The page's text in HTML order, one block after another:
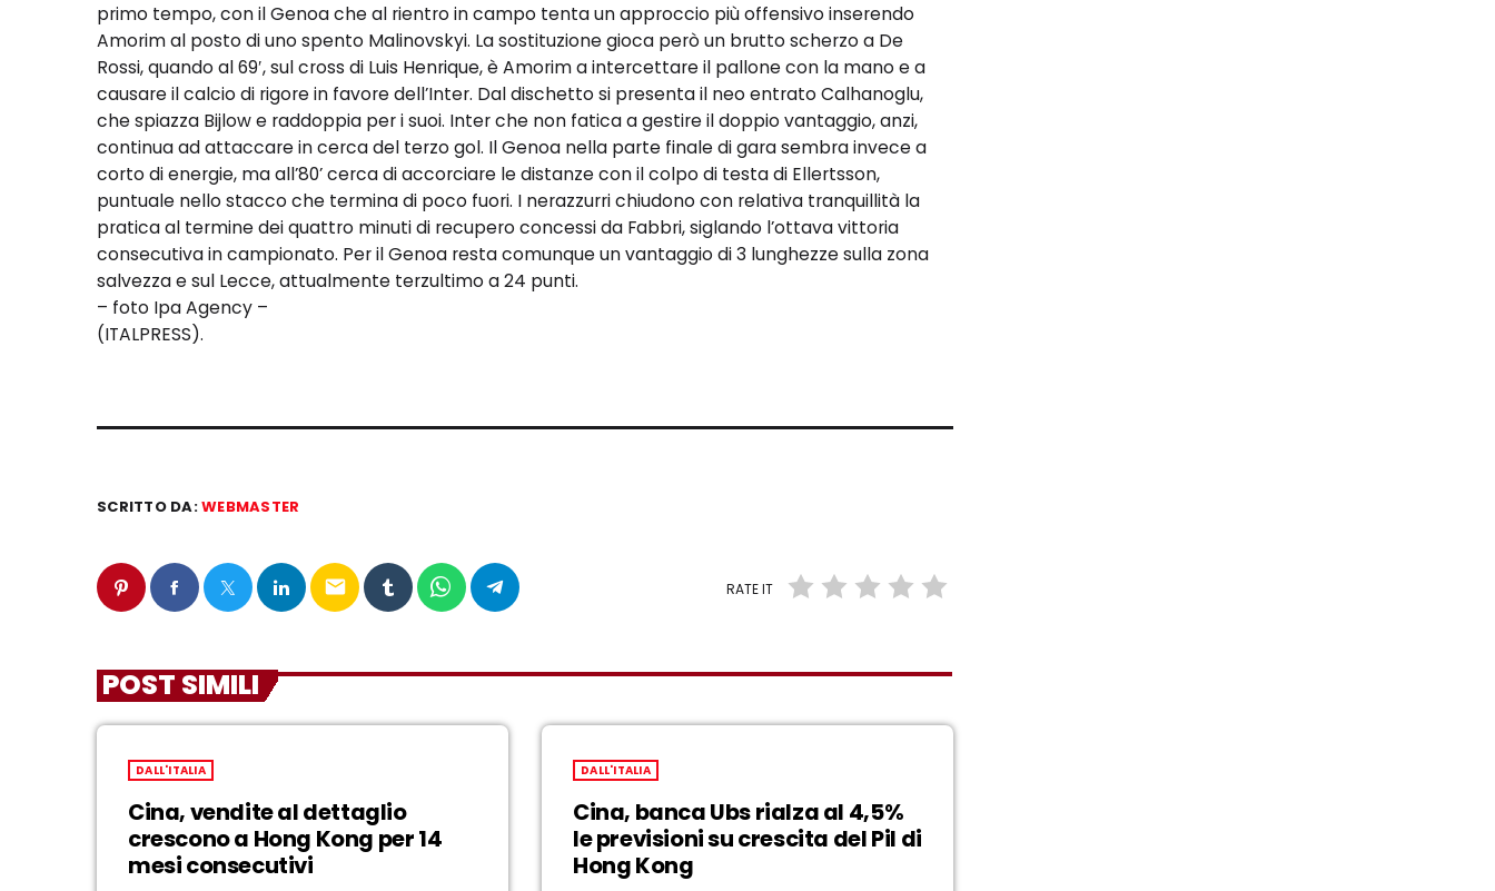
primo tempo, con il Genoa che al rientro in campo tenta un approccio più offensivo inserendo
Amorim al posto di uno spento Malinovskyi. La sostituzione gioca però un brutto scherzo a De
Rossi, quando al 69′, sul cross di Luis Henrique, è Amorim a intercettare il pallone con la mano e a
causare il calcio di rigore in favore dell’Inter. Dal dischetto si presenta il neo entrato Calhanoglu,
che spiazza Bijlow e raddoppia per i suoi. Inter che non fatica a gestire il doppio vantaggio, anzi,
continua ad attaccare in cerca del terzo gol. Il Genoa nella parte finale di gara sembra invece a
corto di energie, ma all’80’ cerca di accorciare le distanze con il colpo di testa di Ellertsson,
puntuale nello stacco che termina di poco fuori. I nerazzurri chiudono con relativa tranquillità la
pratica al termine dei quattro minuti di recupero concessi da Fabbri, siglando l’ottava vittoria
consecutiva in campionato. Per il Genoa resta comunque un vantaggio di 3 lunghezze sulla zona
salvezza e sul Lecce, attualmente terzultimo a 24 punti.
– foto Ipa Agency –
(ITALPRESS).
SCRITTO DA:WEBMASTER
email RATE IT
POST SIMILI
DALL'ITALIA
Cina, vendite al dettaglio
crescono a Hong Kong per 14
mesi consecutivi
DALL'ITALIA
Cina, banca Ubs rialza al 4,5%
le previsioni su crescita del Pil di
Hong Kong